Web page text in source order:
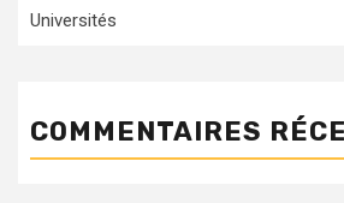
Universités
COMMENTAIRES